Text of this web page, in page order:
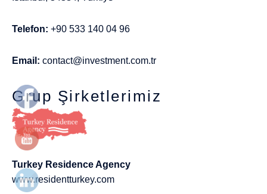
Telefon: +90 533 140 04 96
Email: contact@investment.com.tr
Grup Şirketlerimiz
Turkey Residence Agency
www.residentturkey.com